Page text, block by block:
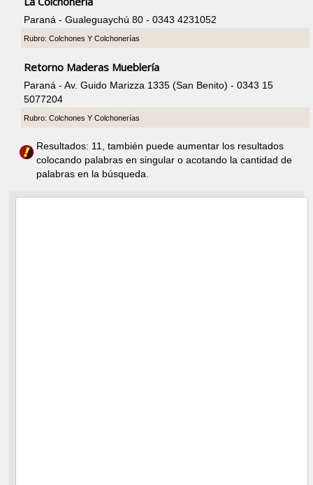
Paraná - Gualeguaychú 80 - 0343 4231052
Rubro: Colchones Y Colchonerías
Retorno Maderas Mueblería
Paraná - Av. Guido Marizza 1335 (San Benito) - 0343 15
5077204
Rubro: Colchones Y Colchonerías
Resultados: 11, también puede aumentar los resultados
colocando palabras en singular o acotando la cantidad de
palabras en la búsqueda.